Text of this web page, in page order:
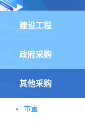
建设工程
政府采购
其他采购
市直